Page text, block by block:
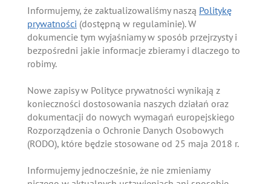
Informujemy, że zaktualizowaliśmy naszą Politykę
prywatności (dostępną w regulaminie). W
dokumencie tym wyjaśniamy w sposób przejrzysty i
bezpośredni jakie informacje zbieramy i dlaczego to
robimy.
Nowe zapisy w Polityce prywatności wynikają z
konieczności dostosowania naszych działań oraz
dokumentacji do nowych wymagań europejskiego
Rozporządzenia o Ochronie Danych Osobowych
(RODO), które będzie stosowane od 25 maja 2018 r.
Informujemy jednocześnie, że nie zmieniamy